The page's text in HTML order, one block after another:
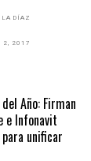
DÍAZ
2, 2017
Año: Firman
e Infonavit
para unificar